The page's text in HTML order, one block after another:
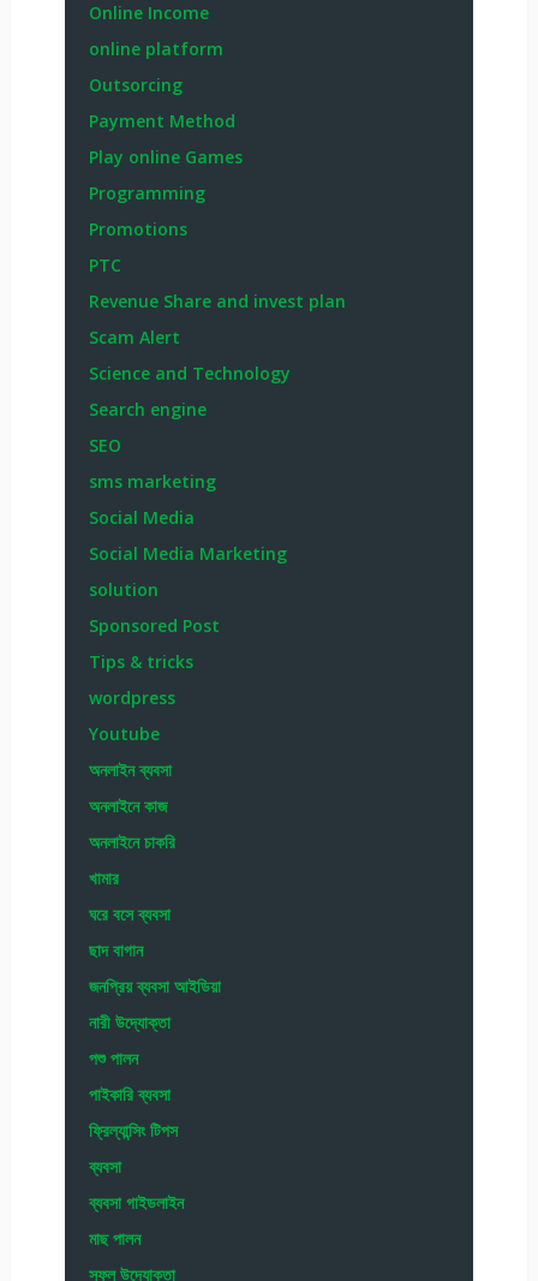
Online Income
online platform
Outsorcing
Payment Method
Play online Games
Programming
Promotions
PTC
Revenue Share and invest plan
Scam Alert
Science and Technology
Search engine
SEO
sms marketing
Social Media
Social Media Marketing
solution
Sponsored Post
Tips & tricks
wordpress
Youtube
অনলাইন ব্যবসা
অনলাইনে কাজ
অনলাইনে চাকরি
খামার
ঘরে বসে ব্যবসা
ছাদ বাগান
জনপ্রিয় ব্যবসা আইডিয়া
নারী উদ্যোক্তা
পশু পালন
পাইকারি ব্যবসা
ফ্রিল্যান্সিং টিপস
ব্যবসা
ব্যবসা গাইডলাইন
মাছ পালন
সফল উদ্যোক্তা